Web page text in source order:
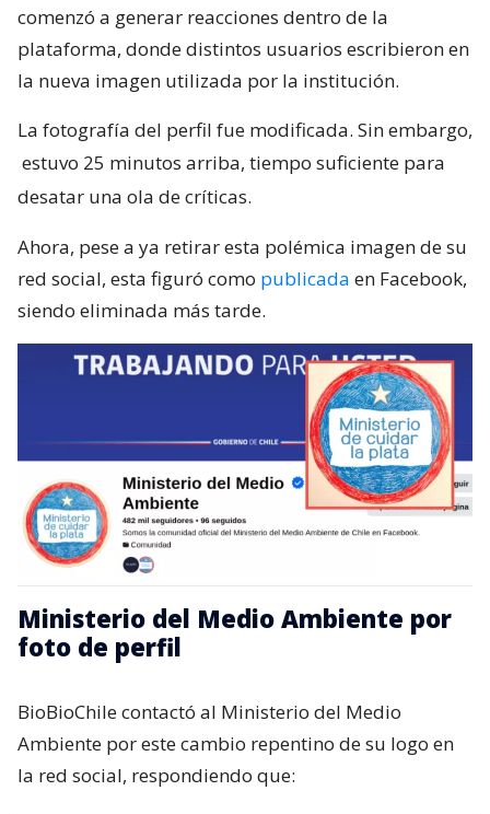
comenzó a generar reacciones dentro de la
plataforma, donde distintos usuarios escribieron en
la nueva imagen utilizada por la institución.
La fotografía del perfil fue modificada. Sin embargo,
estuvo 25 minutos arriba, tiempo suficiente para
desatar una ola de críticas.
Ahora, pese a ya retirar esta polémica imagen de su
red social, esta figuró como publicada en Facebook,
siendo eliminada más tarde.
Ministerio del Medio Ambiente por
foto de perfil
BioBioChile contactó al Ministerio del Medio
Ambiente por este cambio repentino de su logo en
la red social, respondiendo que: